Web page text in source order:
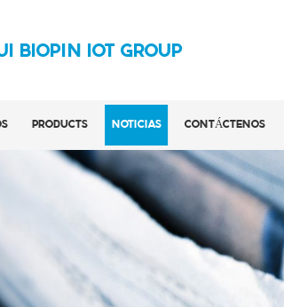
BIOPIN IOT GROUP
PRODUCTS NOTICIAS CONTÁCTENOS